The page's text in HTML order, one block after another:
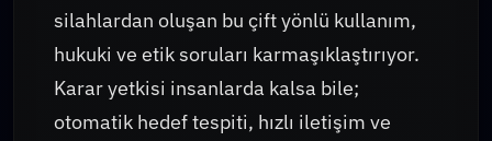
silahlardan oluşan bu çift yönlü kullanım,
hukuki ve etik soruları karmaşıklaştırıyor.
Karar yetkisi insanlarda kalsa bile;
otomatik hedef tespiti, hızlı iletişim ve